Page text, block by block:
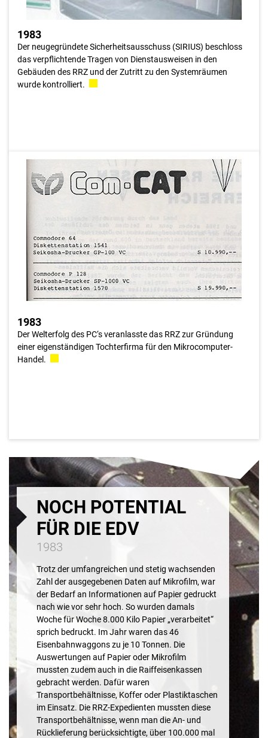
1983
Der neugegründete Sicherheitsausschuss (SIRIUS) beschloss
das verpflichtende Tragen von Dienstausweisen in den
Gebäuden des RRZ und der Zutritt zu den Systemräumen
wurde kontrolliert.
1983
Der Welterfolg des PC‘s veranlasste das RRZ zur Gründung
einer eigenständigen Tochterfirma für den Mikrocomputer-
Handel.
1983
COMCAT ist die erste firmeninterne Gründung mit dem Ziel
eines erweiterten Leistungsspektrums. Über ComCat erfolgte
Mitarbeiterkonditionen. ComCat war auch die allererste
Beteiligung – viele folgten noch.
NOCH POTENTIAL
FÜR DIE EDV
1983
Trotz der umfangreichen und stetig wachsenden
Zahl der ausgegebenen Daten auf Mikrofilm, war
der Bedarf an Informationen auf Papier gedruckt
nach wie vor sehr hoch. So wurden damals
Woche für Woche 8.000 Kilo Papier „verarbeitet“
sprich bedruckt. Im Jahr waren das 46
Eisenbahnwaggons zu je 10 Tonnen. Die
Auswertungen auf Papier oder Mikrofilm
mussten zudem auch in die Raiffeisenkassen
gebracht werden. Dafür waren
Transportbehältnisse, Koffer oder Plastiktaschen
im Einsatz. Die RRZ-Expedienten mussten diese
Transportbehältnisse, wenn man die An- und
Rücklieferung berücksichtigte, über 100.000 mal